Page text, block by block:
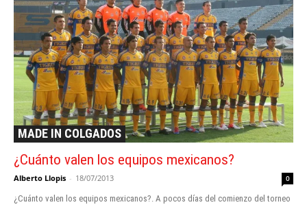
MADE IN COLGADOS
¿Cuánto valen los equipos mexicanos?
Alberto Llopis - 18/07/2013 0
¿Cuánto valen los equipos mexicanos?. A pocos días del comienzo del torneo